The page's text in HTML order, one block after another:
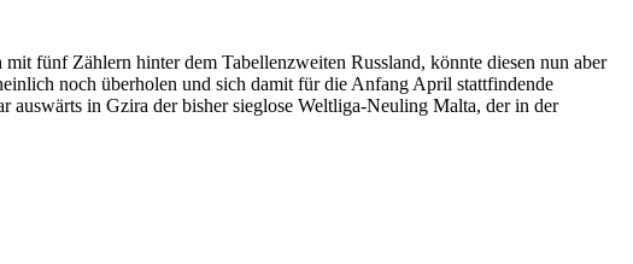
fünf Zählern hinter dem Tabellenzweiten Russland, könnte diesen nun aber
noch überholen und sich damit für die Anfang April stattfindende
auswärts in Gzira der bisher sieglose Weltliga-Neuling Malta, der in der